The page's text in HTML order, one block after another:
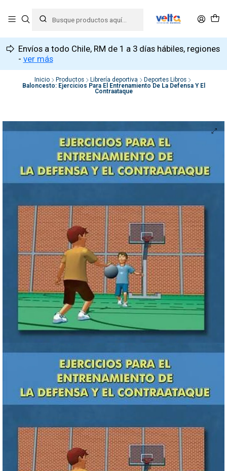
Envíos a todo Chile, RM de 1 a 3 días hábiles, regiones
- ver más
Inicio Productos Librería deportiva
Deportes Libros
Baloncesto: Ejercicios Para El Entrenamiento De La Defensa Y El
Contraataque